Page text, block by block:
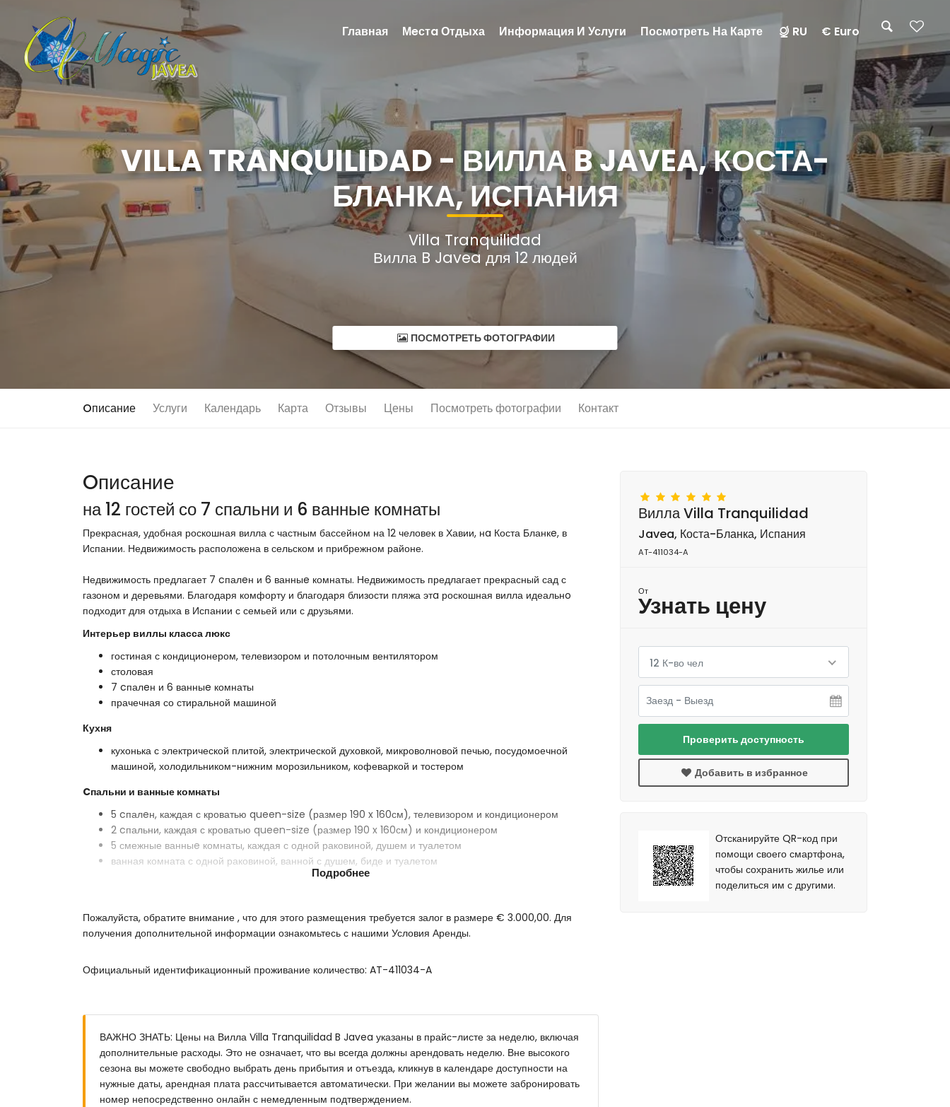
VILLA TRANQUILIDAD - ВИЛЛА B JAVEA, КОСТА-
БЛАНКА, ИСПАНИЯ
Villa Tranquilidad
Вилла B Javea для 12 людей
ПОСМОТРЕТЬ ФОТОГРАФИИ
Oписание Услуги Календарь Карта Отзывы Цены Посмотреть фотографии Контакт
Oписание
на 12 гостей со 7 спальни и 6 ванные комнаты
Прекрасная, удобная роскошная вилла с частным бассейном на 12 человек в Хавии, нa Коста Бланкe, в
Испании. Недвижимость расположена в сельском и прибрежном районе.
Недвижимость предлагает 7 cпалeн и 6 ванныe комнаты. Недвижимость предлагает прекрасный сад с
газоном и деревьями. Благодаря комфорту и благодаря близости пляжа этa роскошная вилла идеальнo
подходит для отдыха в Испании с семьей или с друзьями.
Интерьер виллы класса люкс
гостиная с кондиционером, телевизором и потолочным вентилятором
столовая
7 cпалeн и 6 ванныe комнаты
прачечная со стиральной машиной
Кухня
кухонька с электрической плитой, электрической духовкой, микроволновой печью, посудомоечной
машиной, холодильником-нижним морозильником, кофеваркой и тостером
Cпальни и ванные комнаты
5 cпалeн, каждая с кроватью queen-size (размер 190 x 160см), телевизором и кондиционером
2 cпальни, каждая с кроватью queen-size (размер 190 x 160см) и кондиционером
5 смежные ванныe комнаты, каждая с одной раковиной, душем и туалетом
ванная комната с одной раковиной, ванной с душем, биде и туалетом
частный бассейн площадью 10м x 5м и глубиной 2м
прекрасный сад с газоном, деревьями и садовой мебелью и шезлонгами
барбекю
терраса на крыше
Дополнительная информация
ближайший пляж в пределах 5 км. от виллы
ближайший аэропорт: Alicante (в пределах 100 км. от виллы)
второй ближайший аэропорт: Valencia (в пределах 100 км. от виллы)
Подробнее
Пожалуйста, обратите внимание , что для этого размещения требуется залог в размере € 3.000,00. Для
получения дополнительной информации ознакомьтесь с нашими Условия Аренды.
Официальный идентификационный проживание количество: AT-411034-A
ВАЖНО ЗНАТЬ: Цены на Вилла Villa Tranquilidad B Javea указаны в прайс-листе за неделю, включая
дополнительные расходы. Это не означает, что вы всегда должны арендовать неделю. Вне высокого
сезона вы можете свободно выбрать день прибытия и отъезда, кликнув в календаре доступности на
нужные даты, арендная плата рассчитывается автоматически. При желании вы можете забронировать
номер непосредственно онлайн с немедленным подтверждением.
Вилла Villa Tranquilidad
Javea, Коста-Бланка, Испания
AT-411034-A
От
Узнать цену
12 К-во чел
Проверить доступность
Добавить в избранное
Отсканируйте QR-код при
помощи своего смартфона,
чтобы сохранить жилье или
поделиться им с другими.
Главная Мeстa Отдыха Информация И Услуги Посмотреть На Карте RU € Euro